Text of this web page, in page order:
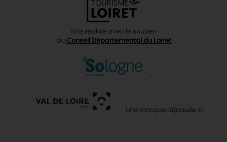
Site réalisé avec le soutien
du Conseil Départemental du Loiret
une marque déposée ©